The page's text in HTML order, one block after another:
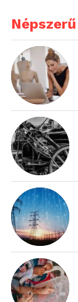
Népszerű